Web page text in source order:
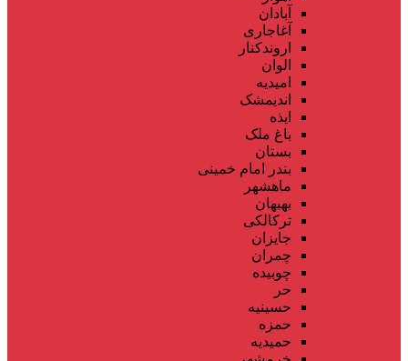
آبادان
آغاجاری
اروندکنار
الوان
امیدیه
اندیمشک
ایذه
باغ ملک
بستان
بندر امام خمینی
ماهشهر
بهبهان
ترکالکی
جایزان
چمران
چوبیده
حر
حسینیه
حمزه
حمیدیه